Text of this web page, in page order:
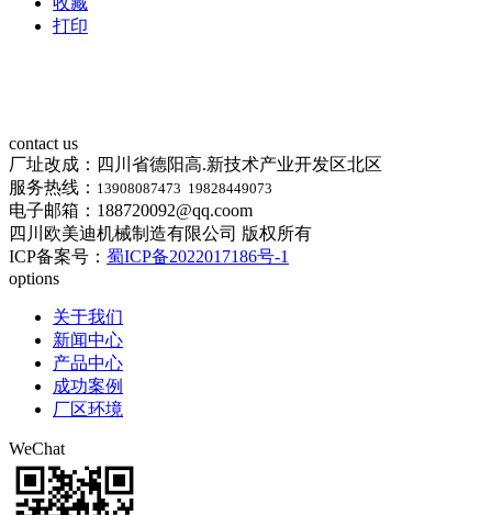
打印
contact us
厂址改成：四川省德阳高.新技术产业开发区北区
服务热线： 13908087473 19828449073
电子邮箱：188720092@qq.coom
四川欧美迪机械制造有限公司 版权所有
ICP备案号： 蜀ICP备2022017186号-1
options
关于我们
新闻中心
产品中心
成功案例
厂区环境
WeChat